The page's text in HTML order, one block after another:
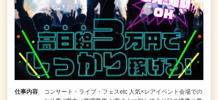
仕事内容
コンサート・ライブ・フェスetc 人気×レアイベント会場での